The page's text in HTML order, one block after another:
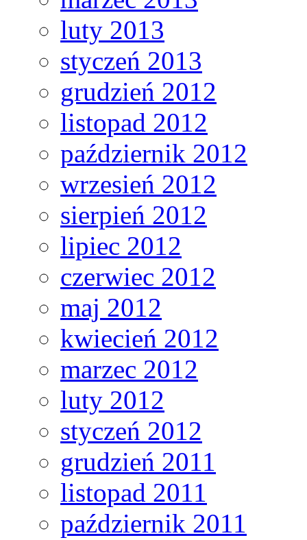
luty 2013
styczeń 2013
grudzień 2012
listopad 2012
październik 2012
wrzesień 2012
sierpień 2012
lipiec 2012
czerwiec 2012
maj 2012
kwiecień 2012
marzec 2012
luty 2012
styczeń 2012
grudzień 2011
listopad 2011
październik 2011